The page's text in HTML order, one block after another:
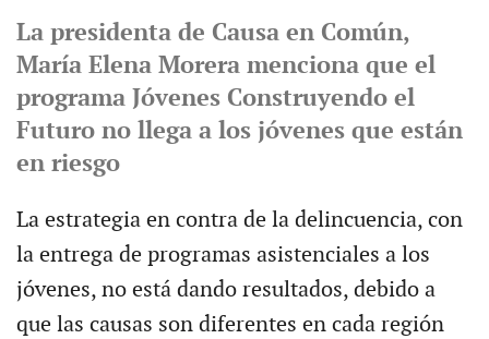
La presidenta de Causa en Común,
María Elena Morera menciona que el
programa Jóvenes Construyendo el
Futuro no llega a los jóvenes que están
en riesgo
La estrategia en contra de la delincuencia, con
la entrega de programas asistenciales a los
jóvenes, no está dando resultados, debido a
que las causas son diferentes en cada región